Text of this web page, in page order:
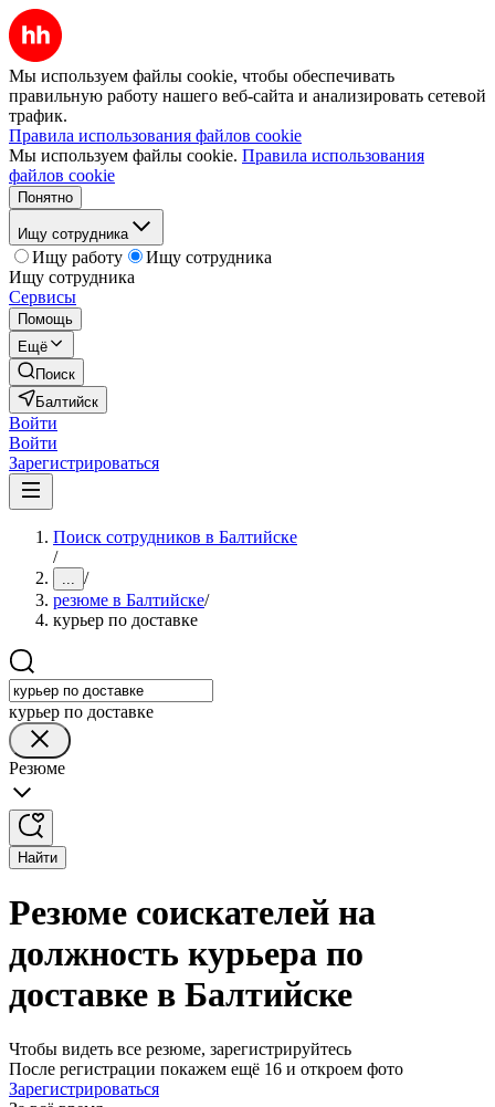
Мы используем файлы cookie, чтобы обеспечивать
правильную работу нашего веб-сайта и анализировать сетевой
трафик.
Правила использования файлов cookie
Мы используем файлы cookie. Правила использования
файлов cookie
Понятно
Ищу сотрудника
Ищу работу
Ищу сотрудника
Ищу сотрудника
Сервисы
Помощь
Ещё
Поиск
Балтийск
Войти
Войти
Зарегистрироваться
Поиск сотрудников в Балтийске
/
... /
резюме в Балтийске/
курьер по доставке
курьер по доставке
Резюме
Найти
Резюме соискателей на
должность курьера по
доставке в Балтийске
Чтобы видеть все резюме, зарегистрируйтесь
После регистрации покажем ещё 16 и откроем фото
Зарегистрироваться